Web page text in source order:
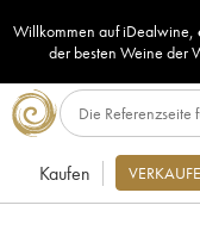
Willkommen auf iDealwine,
der besten Weine der
Kaufen